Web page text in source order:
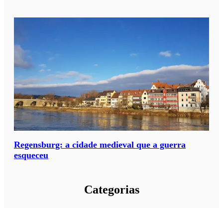
Regensburg: a cidade medieval que a guerra
esqueceu
Categorias